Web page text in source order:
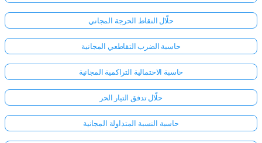
حلّال النقاط الحرجة المجاني
حاسبة الضرب التقاطعي المجانية
حاسبة الاحتمالية التراكمية المجانية
حلّال تدفق التيار الحر
حاسبة النسبة المتداولة المجانية